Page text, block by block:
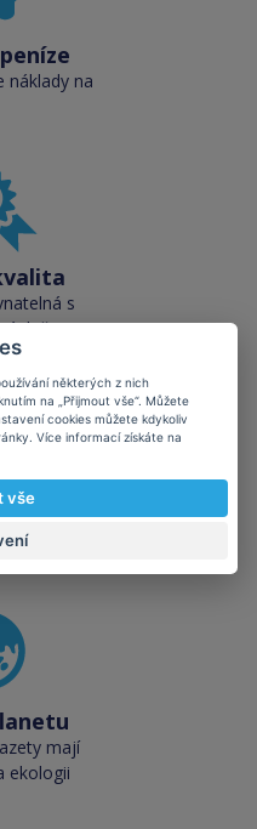
náklady na
s
vše
odběr
mají
ekologii
některých z nich
na „Přijmout vše“. Můžete
cookies můžete kdykoliv
Více informací získáte na
vše